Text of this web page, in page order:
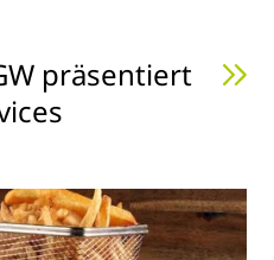
präsentiert